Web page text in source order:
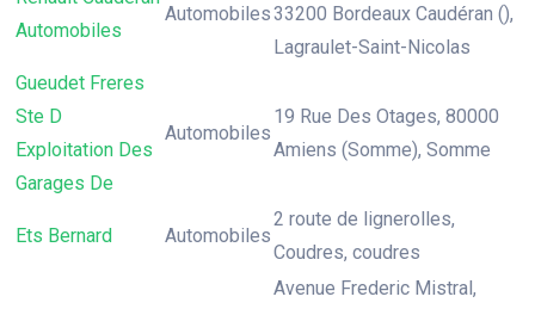
Automobiles
Automobiles33200 Bordeaux Caudéran (),
Lagraulet-Saint-Nicolas
Gueudet Freres
Ste D
Exploitation Des
Garages De
Automobiles
19 Rue Des Otages, 80000
Amiens (Somme), Somme
Ets Bernard Automobiles
2 route de lignerolles,
Coudres, coudres
Avenue Frederic Mistral,